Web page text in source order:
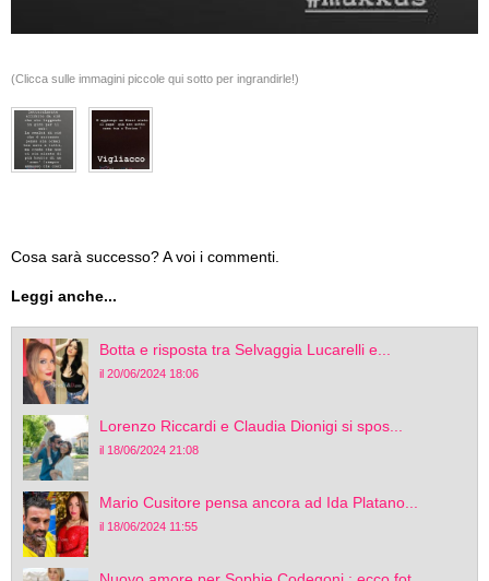
(Clicca sulle immagini piccole qui sotto per ingrandirle!)
Cosa sarà successo? A voi i commenti.
Leggi anche...
Botta e risposta tra Selvaggia Lucarelli e...
il 20/06/2024 18:06
Lorenzo Riccardi e Claudia Dionigi si spos...
il 18/06/2024 21:08
Mario Cusitore pensa ancora ad Ida Platano...
il 18/06/2024 11:55